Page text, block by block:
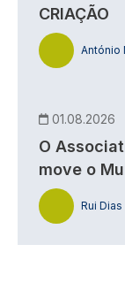
CRIAÇÃO
António
01.08.2026
O
move o
Rui Dias